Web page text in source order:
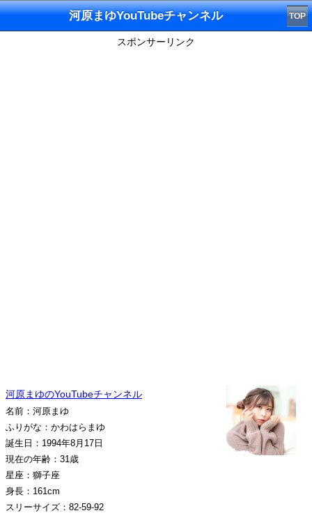
河原まゆYouTubeチャンネル TOP
スポンサーリンク
河原まゆのYouTubeチャンネル
名前：河原まゆ
ふりがな：かわはらまゆ
誕生日：1994年8月17日
現在の年齢：31歳
星座：獅子座
身長：161cm
スリーサイズ：82-59-92